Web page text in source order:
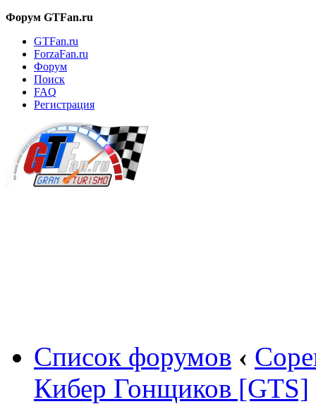
Форум GTFan.ru
GTFan.ru
ForzaFan.ru
Форум
Поиск
FAQ
Регистрация
Список форумов ‹
Кибер Гонщиков [GTS]